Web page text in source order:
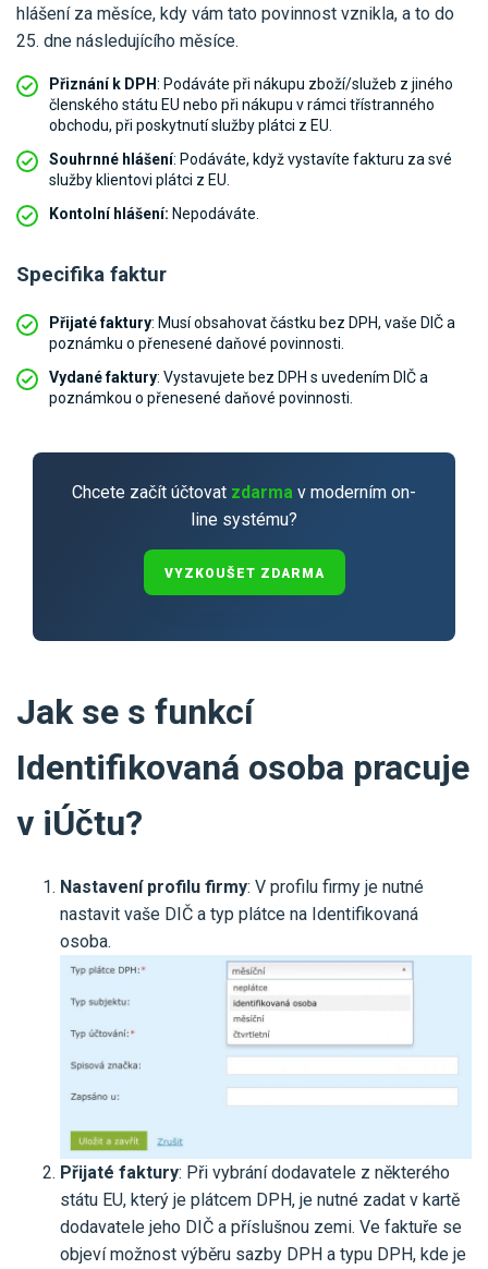
hlášení za měsíce, kdy vám tato povinnost vznikla, a to do
25. dne následujícího měsíce.
Přiznání k DPH: Podáváte při nákupu zboží/služeb z jiného
členského státu EU nebo při nákupu v rámci třístranného
obchodu, při poskytnutí služby plátci z EU.
Souhrnné hlášení: Podáváte, když vystavíte fakturu za své
služby klientovi plátci z EU.
Kontolní hlášení: Nepodáváte.
Specifika faktur
Přijaté faktury: Musí obsahovat částku bez DPH, vaše DIČ a
poznámku o přenesené daňové povinnosti.
Vydané faktury: Vystavujete bez DPH s uvedením DIČ a
poznámkou o přenesené daňové povinnosti.
Chcete začít účtovat zdarma v moderním on-
line systému?
VYZKOUŠET ZDARMA
Jak se s funkcí
Identifikovaná osoba pracuje
v iÚčtu?
Nastavení profilu firmy: V profilu firmy je nutné
nastavit vaše DIČ a typ plátce na Identifikovaná
osoba.
Přijaté faktury: Při vybrání dodavatele z některého
státu EU, který je plátcem DPH, je nutné zadat v kartě
dodavatele jeho DIČ a příslušnou zemi. Ve faktuře se
objeví možnost výběru sazby DPH a typu DPH, kde je